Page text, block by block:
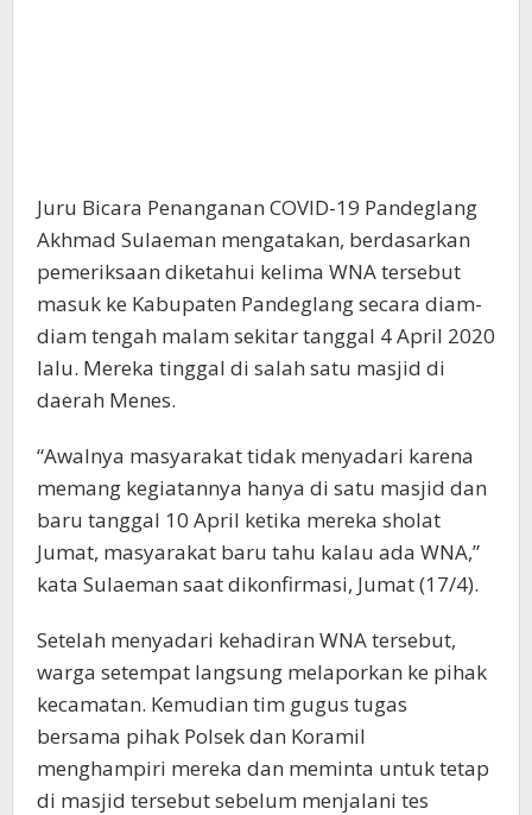
Juru Bicara Penanganan COVID-19 Pandeglang
Akhmad Sulaeman mengatakan, berdasarkan
pemeriksaan diketahui kelima WNA tersebut
masuk ke Kabupaten Pandeglang secara diam-
diam tengah malam sekitar tanggal 4 April 2020
lalu. Mereka tinggal di salah satu masjid di
daerah Menes.
“Awalnya masyarakat tidak menyadari karena
memang kegiatannya hanya di satu masjid dan
baru tanggal 10 April ketika mereka sholat
Jumat, masyarakat baru tahu kalau ada WNA,”
kata Sulaeman saat dikonfirmasi, Jumat (17/4).
Setelah menyadari kehadiran WNA tersebut,
warga setempat langsung melaporkan ke pihak
kecamatan. Kemudian tim gugus tugas
bersama pihak Polsek dan Koramil
menghampiri mereka dan meminta untuk tetap
di masjid tersebut sebelum menjalani tes